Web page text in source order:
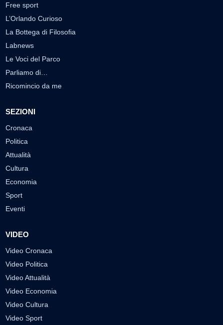
Free sport
L’Orlando Curioso
La Bottega di Filosofia
Labnews
Le Voci del Parco
Parliamo di…
Ricomincio da me
SEZIONI
Cronaca
Politica
Attualità
Cultura
Economia
Sport
Eventi
VIDEO
Video Cronaca
Video Politica
Video Attualità
Video Economia
Video Cultura
Video Sport